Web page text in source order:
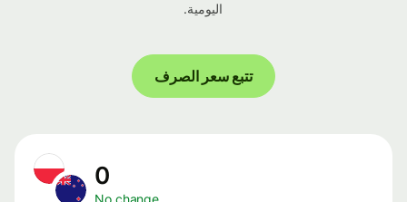
اليومية.
تتبع سعر الصرف